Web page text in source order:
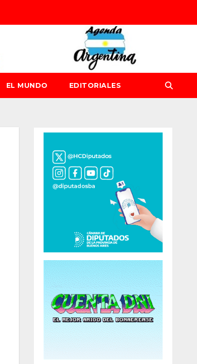
EL MUNDO EDITORIALES